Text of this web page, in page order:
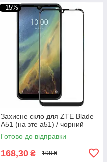
–15%
Захисне скло для ZTE Blade
A51 (на зте а51) / чорний
Готово до відправки
168,30 ₴ 198 ₴